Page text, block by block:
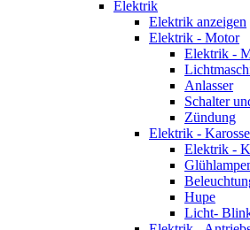
Elektrik
Elektrik anzeigen
Elektrik - Motor
Elektrik -
Anlasser
Schalter
Zündung
Elektrik -
Elektrik -
Hupe
Licht-